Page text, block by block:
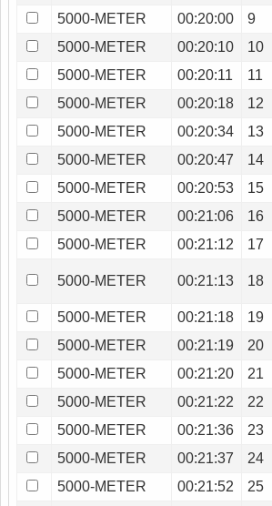
5000-METER
00:20:00 9
5000-METER
00:20:10 10
5000-METER
00:20:11 11
5000-METER
00:20:18 12
5000-METER
00:20:34 13
5000-METER
00:20:47 14
5000-METER
00:20:53 15
5000-METER
00:21:06 16
5000-METER
00:21:12 17
5000-METER 00:21:13 18
5000-METER
00:21:18 19
5000-METER
00:21:19 20
5000-METER
00:21:20 21
5000-METER
00:21:22 22
5000-METER
00:21:36 23
5000-METER
00:21:37 24
5000-METER
00:21:52 25